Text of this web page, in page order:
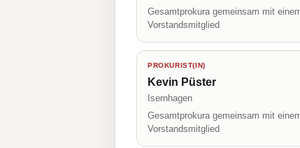
Gesamtprokura gemeinsam mit
Vorstandsmitglied
PROKURIST(IN)
Kevin Püster
Isernhagen
Gesamtprokura gemeinsam mit
Vorstandsmitglied